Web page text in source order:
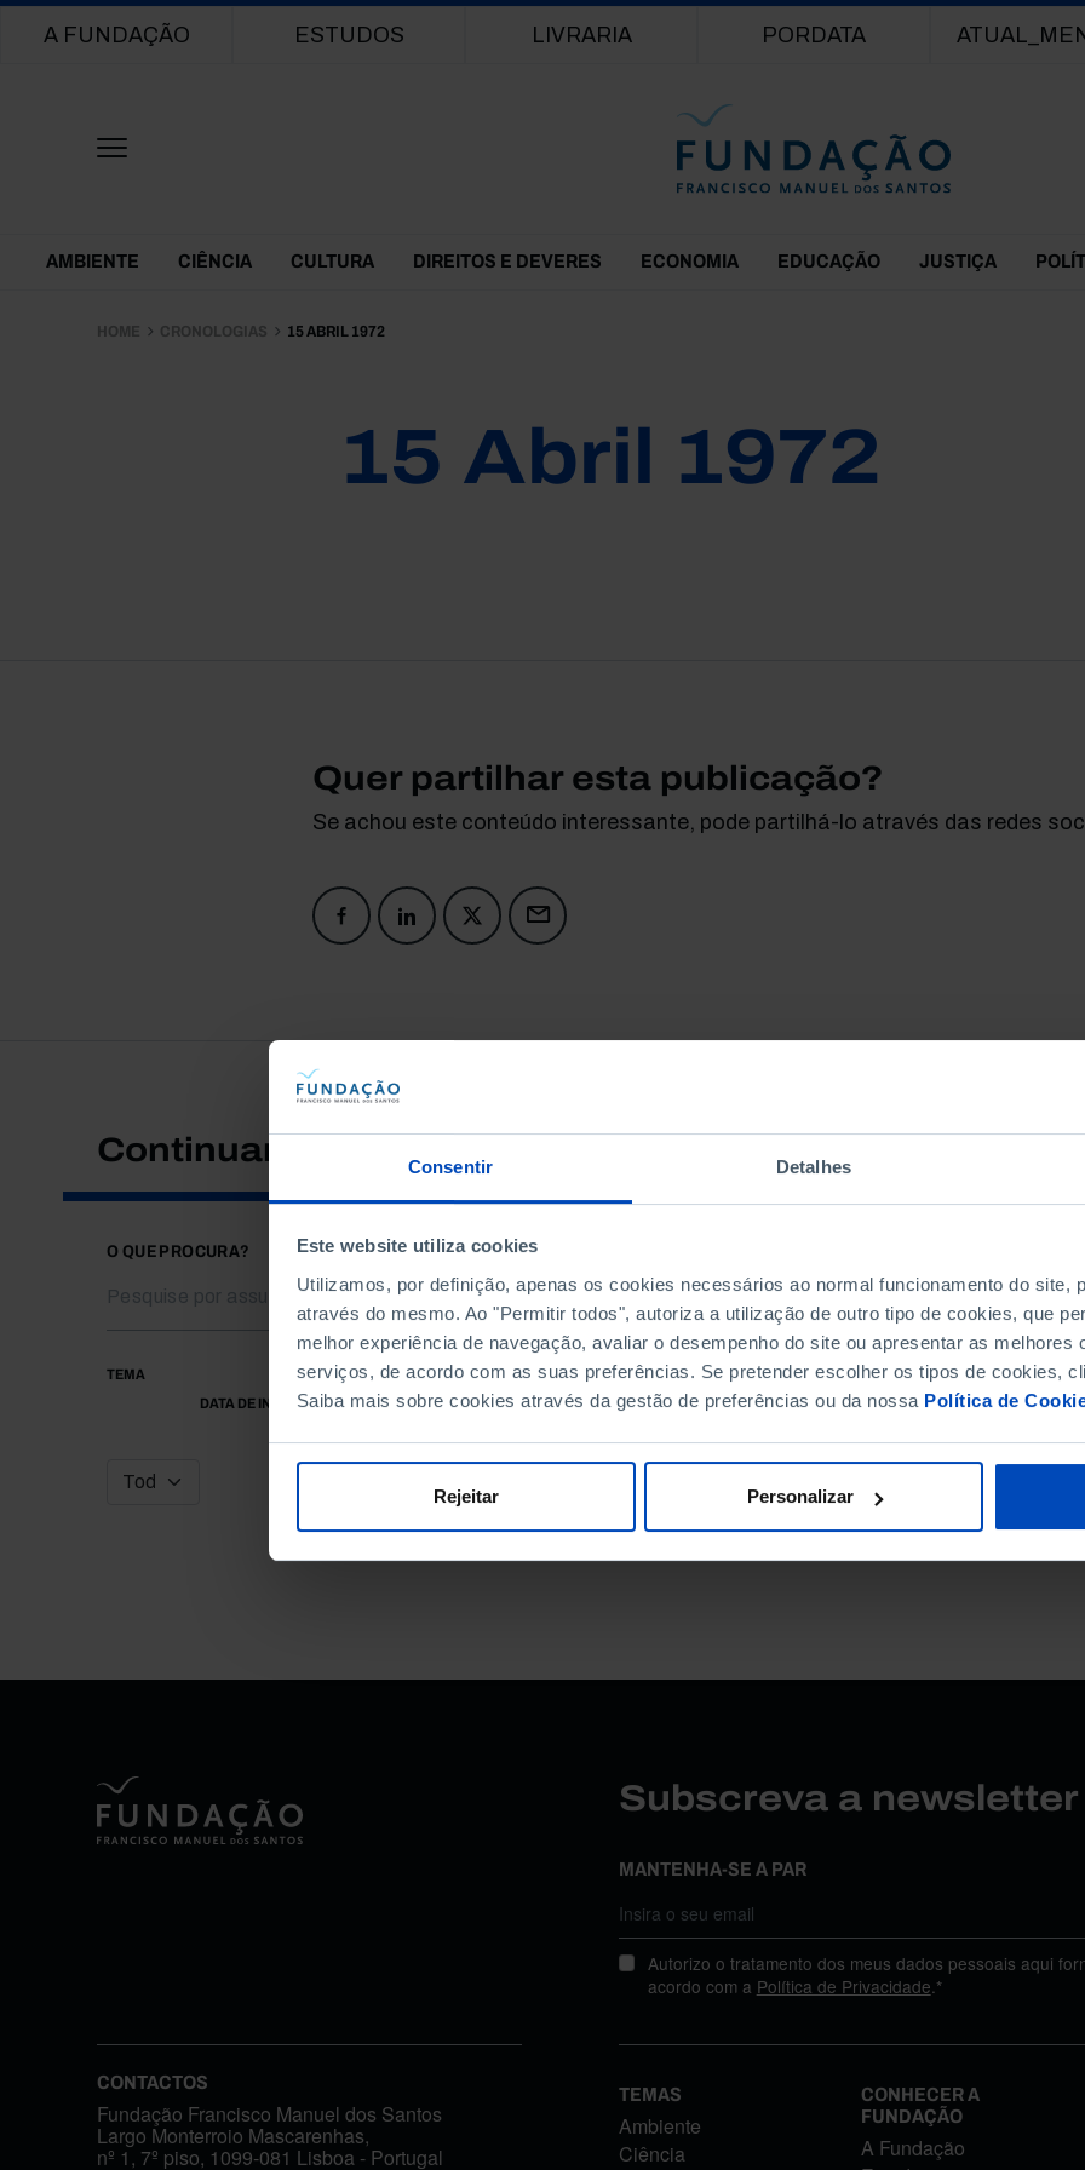
Consentir Detalhes
Este website utiliza cookies
Utilizamos, por definição, apenas os cookies necessários ao normal funcionamento do site,
através do mesmo. Ao "Permitir todos", autoriza a utilização de outro tipo de cookies, que
melhor experiência de navegação, avaliar o desempenho do site ou apresentar as melhores
serviços, de acordo com as suas preferências. Se pretender escolher os tipos de cookies,
Saiba mais sobre cookies através da gestão de preferências ou da nossa Política de
Rejeitar Personalizar
Main navigation
A FUNDAÇÃO ESTUDOS LIVRARIA PORDATA
Themes Menu
AMBIENTE CIÊNCIA CULTURA DIREITOS E DEVERES ECONOMIA EDUCAÇÃO JUSTIÇA
HOME CRONOLOGIAS 15 ABRIL 1972
15 Abril 1972
Quer partilhar esta publicação?
Se achou este conteúdo interessante, pode partilhá-lo através das redes
Continuar a pesquisar
O QUE PROCURA?
TEMA
DATA DE INÍCIO
DATA DE FIM
Subscreva a
MANTENHA-SE A PAR
Autorizo o tratamento dos meus dados pessoais aqui
acordo com a Política de Privacidade.*
CONTACTOS
Fundação Francisco Manuel dos Santos
Largo Monterroio Mascarenhas,
nº 1, 7º piso, 1099-081 Lisboa - Portugal
TEMAS
Ambiente
Ciência
CONHECER A
FUNDAÇÃO
A Fundação